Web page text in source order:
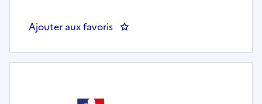
Ajouter aux favoris : Enseignant Biotechnologies (H/